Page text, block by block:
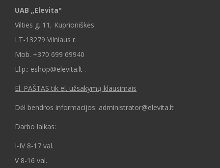
UAB „Elevita"
Vilties g. 11, Kuprioniškės
LT-13279 Vilniaus r.
Mob. +370 699 69940
El.p.: eshop@elevita.lt .
El. PAŠTAS tik el. užsakymų klausimais
Dėl bendros informacijos: administrator@elevita.lt
Darbo laikas:
I-IV 8-17 val.
V 8-16 val.